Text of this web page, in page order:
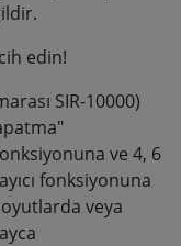
edin!
SIR-10000)
ve 4, 6
fonksiyonuna
veya